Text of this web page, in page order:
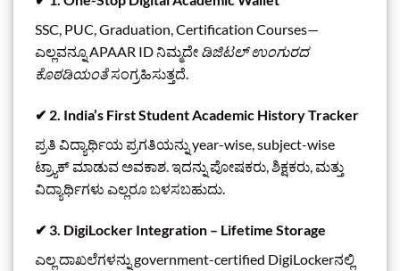
SSC, PUC, Graduation, Certification Courses—
ಎಲ್ಲವನ್ನೂ APAAR ID ನಿಮ್ಮದೇ ಡಿಜಿಟಲ್ ಉಂಗುರದ
ಕೊಠಡಿಯಂತೆಸಂಗ್ರಹಿಸುತ್ತದೆ.
✔ 2. India’s First Student Academic History Tracker
ಪ್ರತಿ ವಿದ್ಯಾರ್ಥಿಯ ಪ್ರಗತಿಯನ್ನು year-wise, subject-wise
ಟ್ರ್ಯಾಕ್ ಮಾಡುವ ಅವಕಾಶ. ಇದನ್ನು ಪೋಷಕರು, ಶಿಕ್ಷಕರು, ಮತ್ತು
ವಿದ್ಯಾರ್ಥಿಗಳು ಎಲ್ಲರೂ ಬಳಸಬಹುದು.
✔ 3. DigiLocker Integration – Lifetime Storage
ಎಲ್ಲ ದಾಖಲೆಗಳನ್ನು government-certified DigiLocker‌ನಲ್ಲಿ